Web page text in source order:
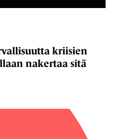
kriisien
nakertaa sitä